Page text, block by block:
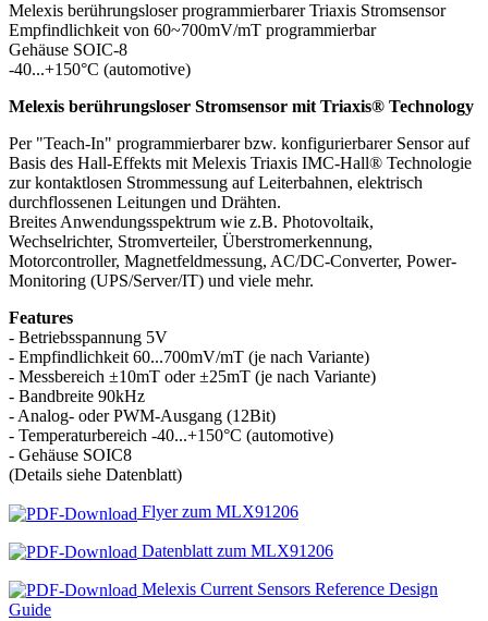
Melexis berührungsloser programmierbarer Triaxis Stromsensor
Empfindlichkeit von 60~700mV/mT programmierbar
Gehäuse SOIC-8
-40...+150°C (automotive)
Melexis berührungsloser Stromsensor mit Triaxis® Technology
Per "Teach-In" programmierbarer bzw. konfigurierbarer Sensor auf
Basis des Hall-Effekts mit Melexis Triaxis IMC-Hall® Technologie
zur kontaktlosen Strommessung auf Leiterbahnen, elektrisch
durchflossenen Leitungen und Drähten.
Breites Anwendungsspektrum wie z.B. Photovoltaik,
Wechselrichter, Stromverteiler, Überstromerkennung,
Motorcontroller, Magnetfeldmessung, AC/DC-Converter, Power-
Monitoring (UPS/Server/IT) und viele mehr.
Features
- Betriebsspannung 5V
- Empfindlichkeit 60...700mV/mT (je nach Variante)
- Messbereich ±10mT oder ±25mT (je nach Variante)
- Bandbreite 90kHz
- Analog- oder PWM-Ausgang (12Bit)
- Temperaturbereich -40...+150°C (automotive)
- Gehäuse SOIC8
(Details siehe Datenblatt)
Flyer zum MLX91206
Datenblatt zum MLX91206
Melexis Current Sensors Reference Design
Guide